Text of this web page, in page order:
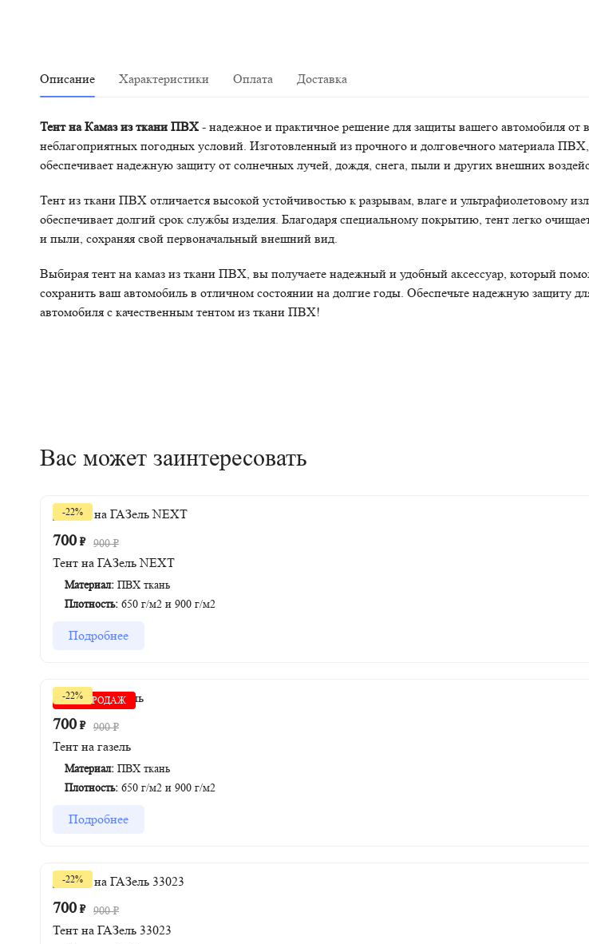
Описание Характеристики Оплата Доставка
Тент на Камаз из ткани ПВХ - надежное и практичное решение для защиты вашего автомобиля от
неблагоприятных погодных условий. Изготовленный из прочного и долговечного материала ПВХ,
обеспечивает надежную защиту от солнечных лучей, дождя, снега, пыли и других внешних
Тент из ткани ПВХ отличается высокой устойчивостью к разрывам, влаге и ультрафиолетовому
обеспечивает долгий срок службы изделия. Благодаря специальному покрытию, тент легко
и пыли, сохраняя свой первоначальный внешний вид.
Выбирая тент на камаз из ткани ПВХ, вы получаете надежный и удобный аксессуар, который
сохранить ваш автомобиль в отличном состоянии на долгие годы. Обеспечьте надежную защиту
автомобиля с качественным тентом из ткани ПВХ!
Вас может заинтересовать
-22%
700 ₽ 900₽
Тент на ГАЗель NEXT
Материал: ПВХ ткань
Плотность: 650 г/м2 и 900 г/м2
Подробнее
ХИТ ПРОДАЖ
-22%
700 ₽ 900₽
Тент на газель
Материал: ПВХ ткань
Плотность: 650 г/м2 и 900 г/м2
Подробнее
-22%
700 ₽ 900₽
Тент на ГАЗель 33023